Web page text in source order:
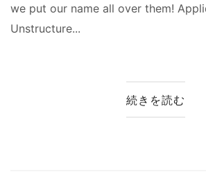
we put our name all over them!
Unstructure...
続きを読む